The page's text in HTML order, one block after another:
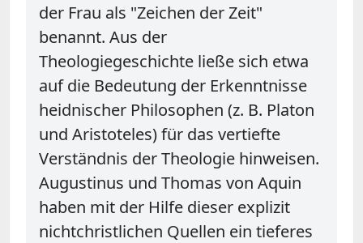
der Frau als "Zeichen der Zeit"
benannt. Aus der
Theologiegeschichte ließe sich etwa
auf die Bedeutung der Erkenntnisse
heidnischer Philosophen (z. B. Platon
und Aristoteles) für das vertiefte
Verständnis der Theologie hinweisen.
Augustinus und Thomas von Aquin
haben mit der Hilfe dieser explizit
nichtchristlichen Quellen ein tieferes